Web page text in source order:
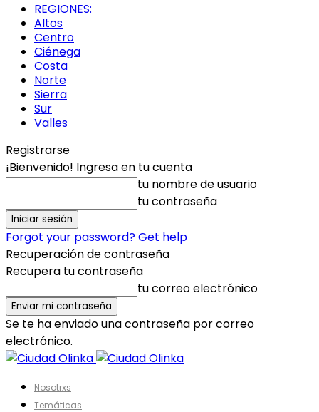
REGIONES:
Altos
Centro
Ciénega
Costa
Norte
Sierra
Sur
Valles
Registrarse
¡Bienvenido! Ingresa en tu cuenta
tu nombre de usuario
tu contraseña
Forgot your password? Get help
Recuperación de contraseña
Recupera tu contraseña
tu correo electrónico
Se te ha enviado una contraseña por correo
electrónico.
Nosotrxs
Temáticas